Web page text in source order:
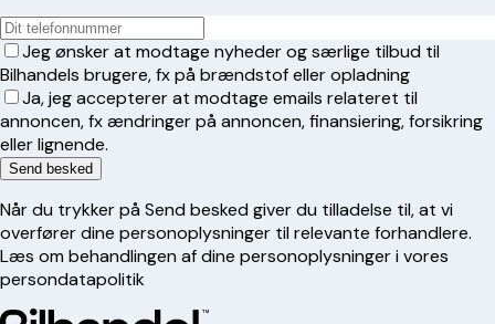
Jeg ønsker at modtage nyheder og særlige tilbud til
Bilhandels brugere, fx på brændstof eller opladning
Ja, jeg accepterer at modtage emails relateret til
annoncen, fx ændringer på annoncen, finansiering, forsikring
eller lignende.
Send besked
Når du trykker på Send besked giver du tilladelse til, at vi
overfører dine personoplysninger til relevante forhandlere.
Læs om behandlingen af dine personoplysninger i vores
persondatapolitik